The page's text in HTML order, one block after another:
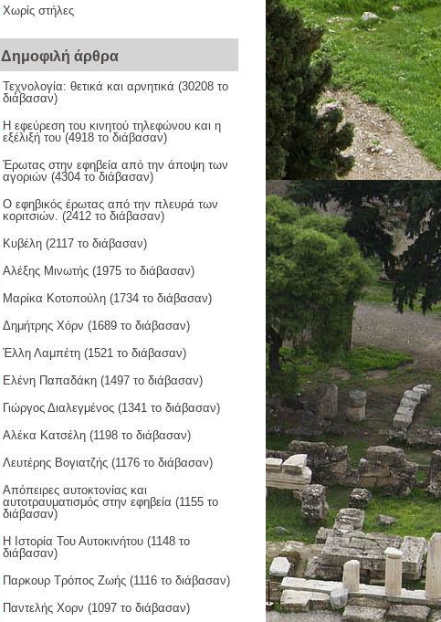
Χωρίς στήλες
Δημοφιλή άρθρα
Τεχνολογία: θετικά και αρνητικά (30208 το
διάβασαν)
Η εφεύρεση του κινητού τηλεφώνου και η
εξέλιξή του (4918 το διάβασαν)
Έρωτας στην εφηβεία από την άποψη των
αγοριών (4304 το διάβασαν)
Ο εφηβικός έρωτας από την πλευρά των
κοριτσιών. (2412 το διάβασαν)
Κυβέλη (2117 το διάβασαν)
Αλέξης Μινωτής (1975 το διάβασαν)
Μαρίκα Κοτοπούλη (1734 το διάβασαν)
Δημήτρης Χόρν (1689 το διάβασαν)
Έλλη Λαμπέτη (1521 το διάβασαν)
Ελένη Παπαδάκη (1497 το διάβασαν)
Γιώργος Διαλεγμένος (1341 το διάβασαν)
Αλέκα Κατσέλη (1198 το διάβασαν)
Λευτέρης Βογιατζής (1176 το διάβασαν)
Απόπειρες αυτοκτονίας και
αυτοτραυματισμός στην εφηβεία (1155 το
διάβασαν)
Η Ιστορία Του Αυτοκινήτου (1148 το
διάβασαν)
Παρκουρ Τρόπος Ζωής (1116 το διάβασαν)
Παντελής Χορν (1097 το διάβασαν)